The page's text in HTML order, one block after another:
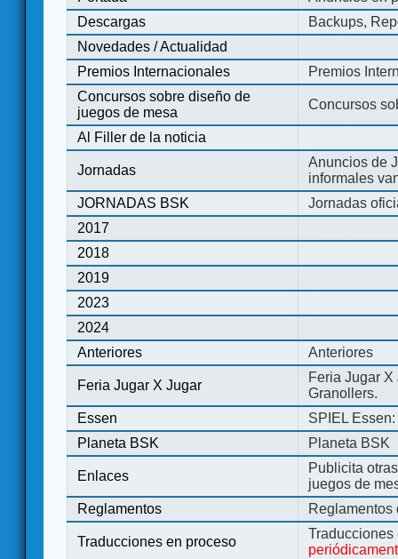
Descargas
Backups,
Novedades / Actualidad
Premios Internacionales
Premios
Concursos sobre diseño de
juegos de mesa
Concursos
Al Filler de la noticia
Jornadas
Anuncios de
informales
JORNADAS BSK
Jornadas
2017
2018
2019
2023
2024
Anteriores
Anteriores
Feria Jugar X Jugar
Feria Jugar
Granollers.
Essen
SPIEL
Planeta BSK
Planeta BSK
Enlaces
Publicita
juegos de
Reglamentos
Reglamentos
Traducciones en proceso